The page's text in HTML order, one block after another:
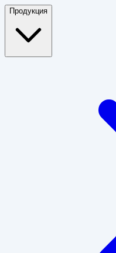
Продукция